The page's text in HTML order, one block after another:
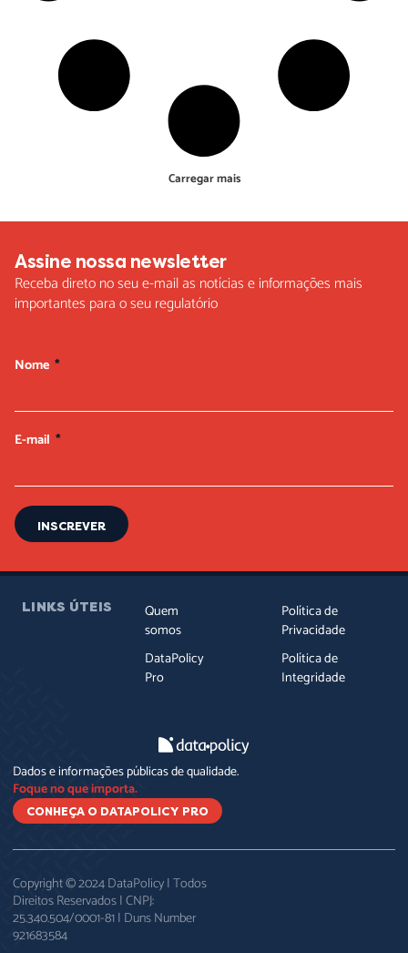
Carregar mais
Assine nossa newsletter
Receba direto no seu e-mail as notícias e informações mais
importantes para o seu regulatório
Nome
E-mail
INSCREVER
LINKS ÚTEIS
Quem
somos
DataPolicy
Pro
Política de
Privacidade
Política de
Integridade
Dados e informações públicas de qualidade.
Foque no que importa.
CONHEÇA O DATAPOLICY PRO
Copyright © 2024 DataPolicy | Todos
Direitos Reservados | CNPJ:
25.340.504/0001-81 | Duns Number
921683584